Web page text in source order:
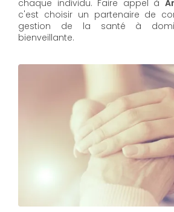
chaque individu. Faire appel à
c'est choisir un partenaire de
gestion de la santé à
bienveillante.